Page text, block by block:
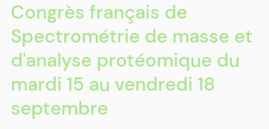
Congrès français de
Spectrométrie de masse et
d'analyse protéomique du
mardi 15 au vendredi 18
septembre